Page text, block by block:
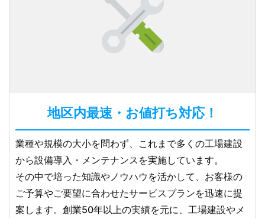
地区内最速・お値打ち対応！
業種や規模の大小を問わず、これまで多くの工場建設
から設備導入・メンテナンスを実施しています。
その中で培った知識やノウハウを活かして、お客様の
ご予算やご要望に合わせたサービスプランを迅速に提
案します。創業50年以上の実績を元に、工場建設やメ